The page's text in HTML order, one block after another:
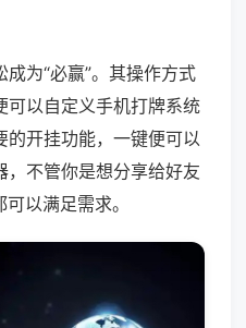
为“必赢”。其操作方式
可以自定义手机打牌系统
的开挂功能，一键便可以
，不管你是想分享给好友
以满足需求。